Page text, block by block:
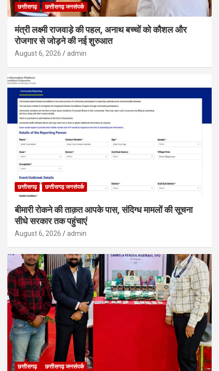
छत्तीसगढ़ छत्तीसगढ़ जनसंपर्क
मंत्री लक्ष्मी राजवाड़े की पहल, अनाथ बच्चों को कौशल और
रोजगार से जोड़ने की नई शुरुआत
August 6, 2026 admin
छत्तीसगढ़ छत्तीसगढ़ जनसंपर्क
बीमारी रोकने की ताक़त आपके पास, संदिग्ध मामलों की सूचना
सीधे सरकार तक पहुंचाएं
August 6, 2026 admin
छत्तीसगढ़ छत्तीसगढ़ जनसंपर्क